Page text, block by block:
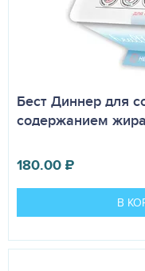
Бест Диннер для
содержанием
180.00₽
В